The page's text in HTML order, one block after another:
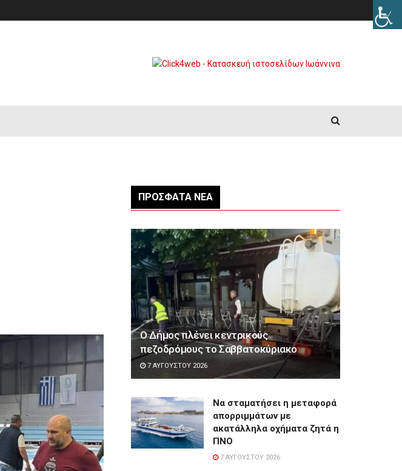
ΠΡΌΣΦΑΤΑ ΝΈΑ
Ο Δήμος πλένει κεντρικούς
πεζοδρόμους το Σαββατοκύριακο
7 ΑΥΓΟΎΣΤΟΥ 2026
Να σταματήσει η μεταφορά
απορριμμάτων με
ακατάλληλα οχήματα ζητά η
ΠΝΟ
7 ΑΥΓΟΎΣΤΟΥ 2026